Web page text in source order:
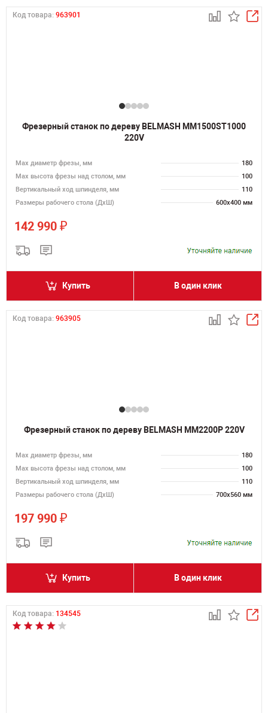
Код товара: 963901
Фрезерный станок по дереву BELMASH MM1500ST1000
220V
Max диаметр фрезы, мм
180
Мах высота фрезы над столом, мм
100
Вертикальный ход шпинделя, мм
110
Размеры рабочего стола (ДхШ)
600х400 мм
142 990 ₽
Купить В один клик
Код товара: 963905
Фрезерный станок по дереву BELMASH MM2200P 220V
Max диаметр фрезы, мм
180
Мах высота фрезы над столом, мм
100
Вертикальный ход шпинделя, мм
110
Размеры рабочего стола (ДхШ)
700х560 мм
197 990 ₽
Купить В один клик
Код товара: 134545